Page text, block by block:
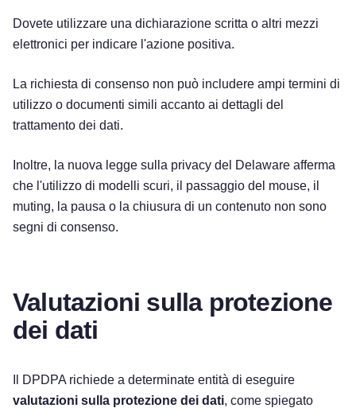
Dovete utilizzare una dichiarazione scritta o altri mezzi
elettronici per indicare l'azione positiva.
La richiesta di consenso non può includere ampi termini di
utilizzo o documenti simili accanto ai dettagli del
trattamento dei dati.
Inoltre, la nuova legge sulla privacy del Delaware afferma
che l'utilizzo di modelli scuri, il passaggio del mouse, il
muting, la pausa o la chiusura di un contenuto non sono
segni di consenso.
Valutazioni sulla protezione
dei dati
Il DPDPA richiede a determinate entità di eseguire
valutazioni sulla protezione dei dati, come spiegato